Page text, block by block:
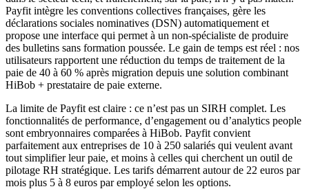
Payfit intègre les conventions collectives françaises, gère les
déclarations sociales nominatives (DSN) automatiquement et
propose une interface qui permet à un non-spécialiste de produire
des bulletins sans formation poussée. Le gain de temps est réel : nos
utilisateurs rapportent une réduction du temps de traitement de la
paie de 40 à 60 % après migration depuis une solution combinant
HiBob + prestataire de paie externe.
La limite de Payfit est claire : ce n’est pas un SIRH complet. Les
fonctionnalités de performance, d’engagement ou d’analytics people
sont embryonnaires comparées à HiBob. Payfit convient
parfaitement aux entreprises de 10 à 250 salariés qui veulent avant
tout simplifier leur paie, et moins à celles qui cherchent un outil de
pilotage RH stratégique. Les tarifs démarrent autour de 22 euros par
mois plus 5 à 8 euros par employé selon les options.